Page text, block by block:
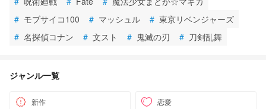
# モブサイコ100 # マッシュル # 東京リベンジャーズ
# 名探偵コナン # 文スト # 鬼滅の刃 # 刀剣乱舞
ジャンル一覧
新作 恋愛